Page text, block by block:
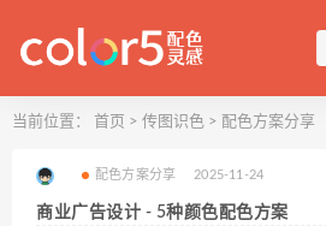
当前位置： 首页 > 传图识色 > 配色方案分享
配色方案分享 2025-11-24
商业广告设计 - 5种颜色配色方案